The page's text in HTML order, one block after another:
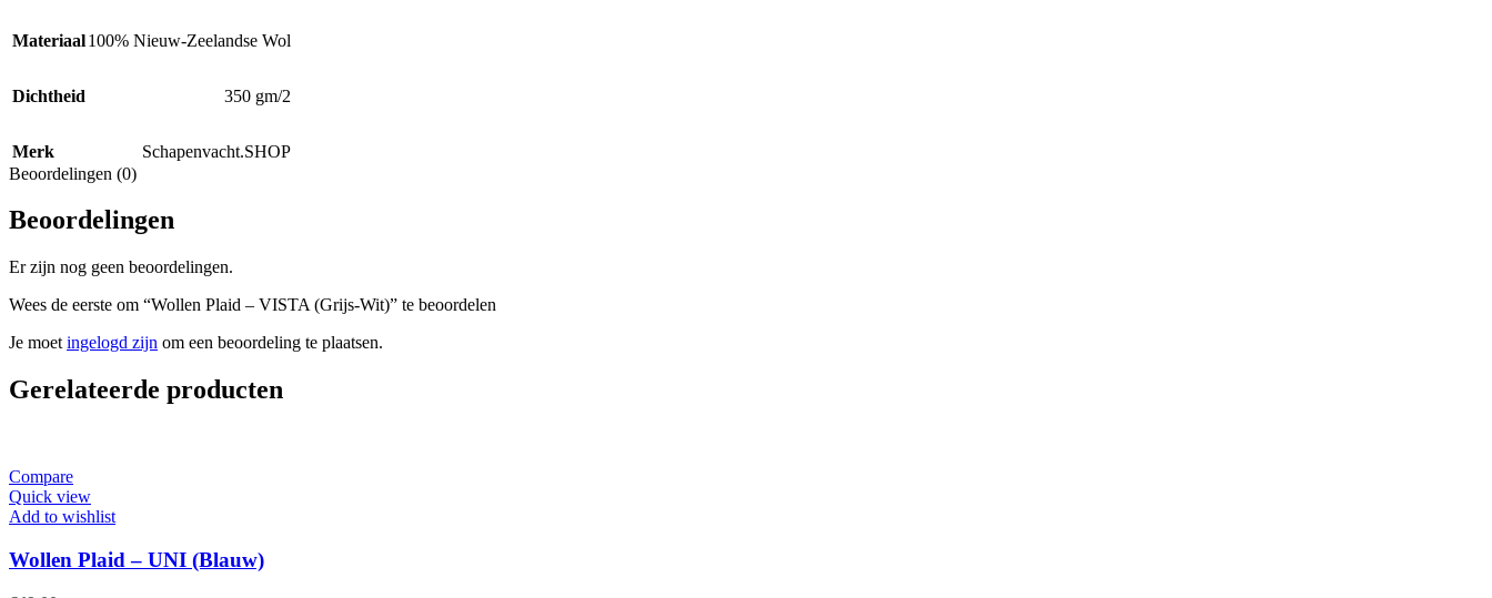
Materiaal100% Nieuw-Zeelandse Wol
Dichtheid 350 gm/2
Merk
Schapenvacht.SHOP
Beoordelingen (0)
Beoordelingen
Er zijn nog geen beoordelingen.
Wees de eerste om “Wollen Plaid – VISTA (Grijs-Wit)” te beoordelen
Je moet ingelogd zijn om een beoordeling te plaatsen.
Gerelateerde producten
Compare
Quick view
Add to wishlist
Wollen Plaid – UNI (Blauw)